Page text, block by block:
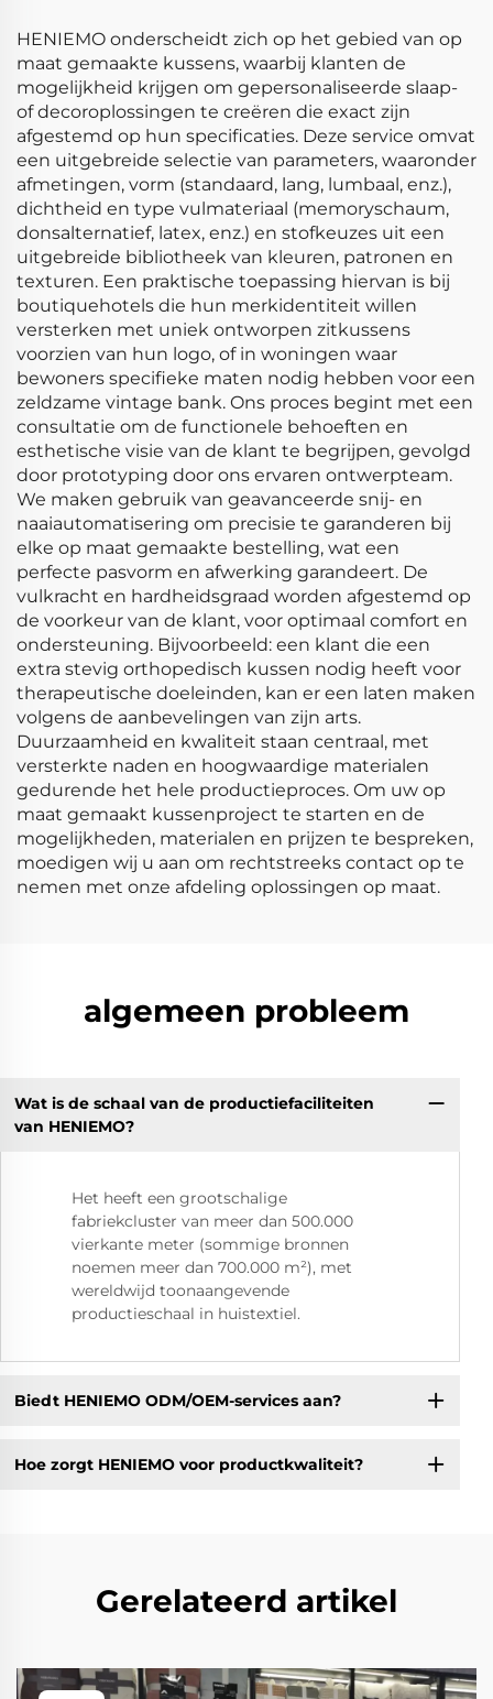
HENIEMO onderscheidt zich op het gebied van op
maat gemaakte kussens, waarbij klanten de
mogelijkheid krijgen om gepersonaliseerde slaap-
of decoroplossingen te creëren die exact zijn
afgestemd op hun specificaties. Deze service omvat
een uitgebreide selectie van parameters, waaronder
afmetingen, vorm (standaard, lang, lumbaal, enz.),
dichtheid en type vulmateriaal (memoryschaum,
donsalternatief, latex, enz.) en stofkeuzes uit een
uitgebreide bibliotheek van kleuren, patronen en
texturen. Een praktische toepassing hiervan is bij
boutiquehotels die hun merkidentiteit willen
versterken met uniek ontworpen zitkussens
voorzien van hun logo, of in woningen waar
bewoners specifieke maten nodig hebben voor een
zeldzame vintage bank. Ons proces begint met een
consultatie om de functionele behoeften en
esthetische visie van de klant te begrijpen, gevolgd
door prototyping door ons ervaren ontwerpteam.
We maken gebruik van geavanceerde snij- en
naaiautomatisering om precisie te garanderen bij
elke op maat gemaakte bestelling, wat een
perfecte pasvorm en afwerking garandeert. De
vulkracht en hardheidsgraad worden afgestemd op
de voorkeur van de klant, voor optimaal comfort en
ondersteuning. Bijvoorbeeld: een klant die een
extra stevig orthopedisch kussen nodig heeft voor
therapeutische doeleinden, kan er een laten maken
volgens de aanbevelingen van zijn arts.
Duurzaamheid en kwaliteit staan centraal, met
versterkte naden en hoogwaardige materialen
gedurende het hele productieproces. Om uw op
maat gemaakt kussenproject te starten en de
mogelijkheden, materialen en prijzen te bespreken,
moedigen wij u aan om rechtstreeks contact op te
nemen met onze afdeling oplossingen op maat.
algemeen probleem
Wat is de schaal van de productiefaciliteiten
van HENIEMO?
Het heeft een grootschalige
fabriekcluster van meer dan 500.000
vierkante meter (sommige bronnen
noemen meer dan 700.000 m²), met
wereldwijd toonaangevende
productieschaal in huistextiel.
Biedt HENIEMO ODM/OEM-services aan?
Hoe zorgt HENIEMO voor productkwaliteit?
Gerelateerd artikel